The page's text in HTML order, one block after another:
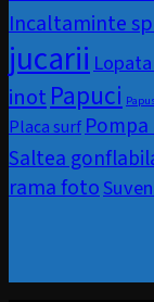
Incaltaminte
jucarii
inot Papuci
Placa surf Pompa
Saltea
rama foto